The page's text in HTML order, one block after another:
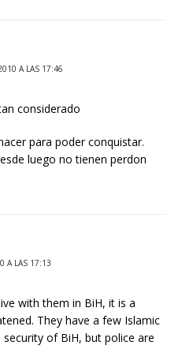
A LAS 17:46
considerado
para poder conquistar.
luego no tienen perdon
A LAS 17:13
with them in BiH, it is a
They have a few Islamic
of BiH, but police are